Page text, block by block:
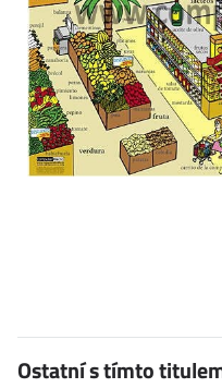
Ostatní s tímto